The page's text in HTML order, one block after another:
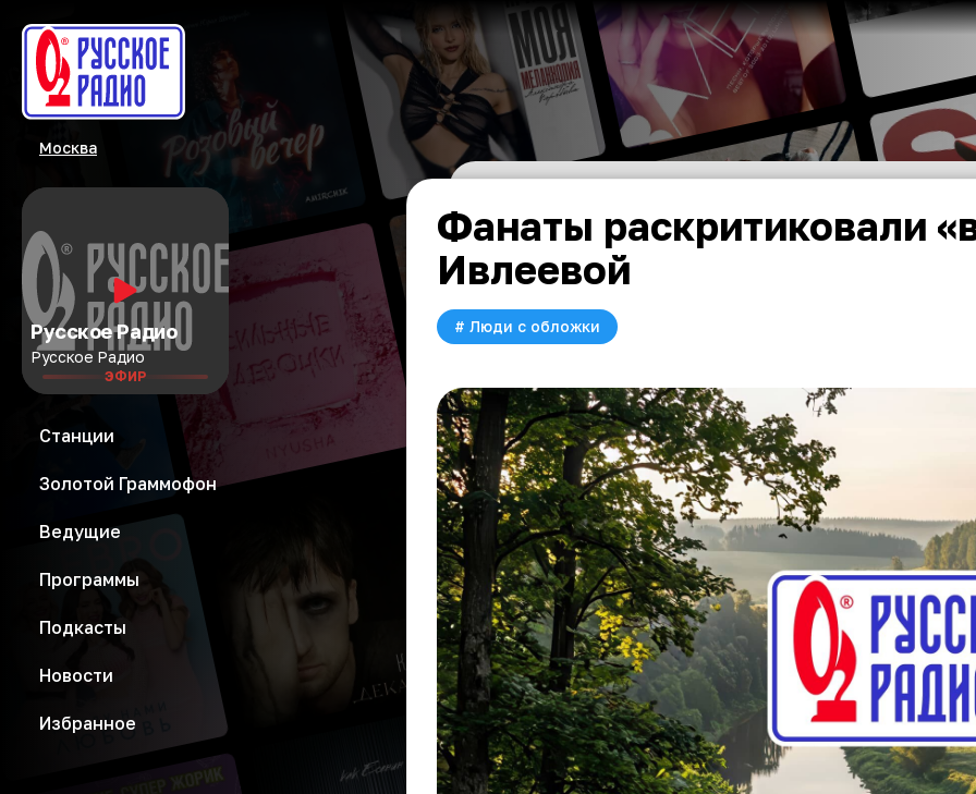
Москва
Русское Радио
Русское Радио
ЭФИР
Станции
Золотой Граммофон
Ведущие
Программы
Подкасты
Новости
Избранное
Фанаты раскритиковали
Ивлеевой
# Люди с обложки